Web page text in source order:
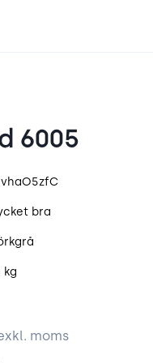
6005
bra
kg
moms